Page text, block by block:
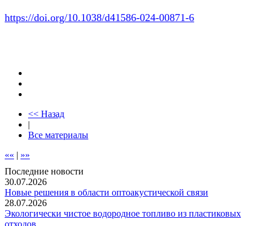
https://doi.org/10.1038/d41586-024-00871-6
<< Назад
|
Все материалы
«« | »»
Последние новости
30.07.2026
Новые решения в области оптоакустической связи
28.07.2026
Экологически чистое водородное топливо из пластиковых
отходов